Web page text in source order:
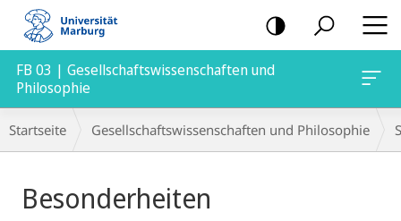
Mobile-
Navigation
FB 03 | Gesellschaftswissenschaften und
Philosophie
Breadcrumb-
Navigation
Startseite Gesellschaftswissenschaften und Philosophie
Besonderheiten